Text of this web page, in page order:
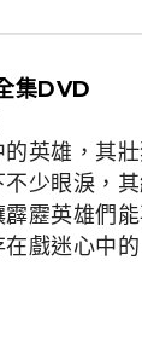
集DVD
英雄，其
少眼淚，
靂英雄們
戲迷心中